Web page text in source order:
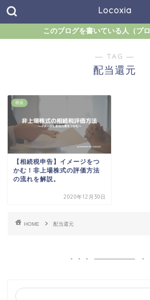
Locoxia
このブログを書いている人（プロ
― TAG ―
配当還元
税金
【相続税申告】イメージをつ
かむ！非上場株式の評価方法
の流れを解説。
2020年12月30日
HOME 配当還元